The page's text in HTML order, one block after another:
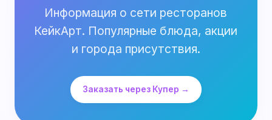
Информация о сети ресторанов
КейкАрт. Популярные блюда, акции
и города присутствия.
Заказать через Купер →